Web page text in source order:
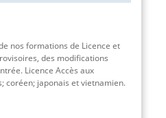
nos formations de Licence et
des modifications
Licence Accès aux
coréen; japonais et vietnamien.